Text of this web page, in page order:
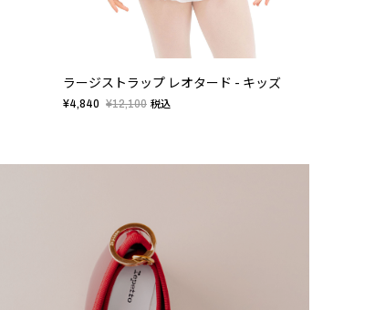
ラージストラップ レオタード - キッズ
¥4,840 ¥12,100 税込